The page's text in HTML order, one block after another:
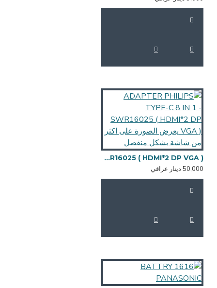
ADAPTER PHILIPS TYPE-C 8 IN 1 - SWR16025 ( HDMI*2 DP VGA ) يعرض الصورة على اكثر من شاشة بشكل منفصل
دينار عراقي